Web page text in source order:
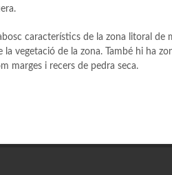
característics de la zona litoral
vegetació de la zona. També hi ha
marges i recers de pedra seca.